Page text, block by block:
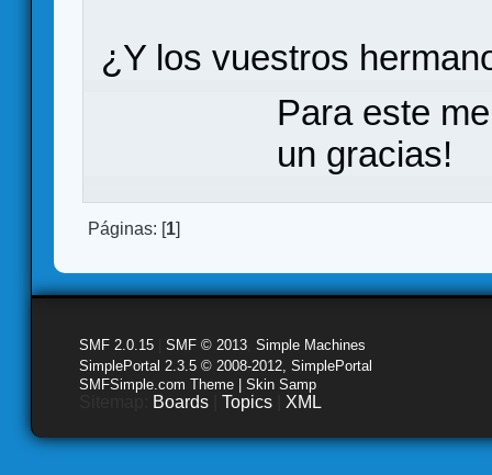
¿Y los vuestros
Para este
un gracias!
Páginas: [1]
SMF 2.0.15 SMF © 2013 Simple Machines
SimplePortal 2.3.5 © 2008-2012, SimplePortal
SMFSimple.com Theme | Skin Samp
Boards Topics XML